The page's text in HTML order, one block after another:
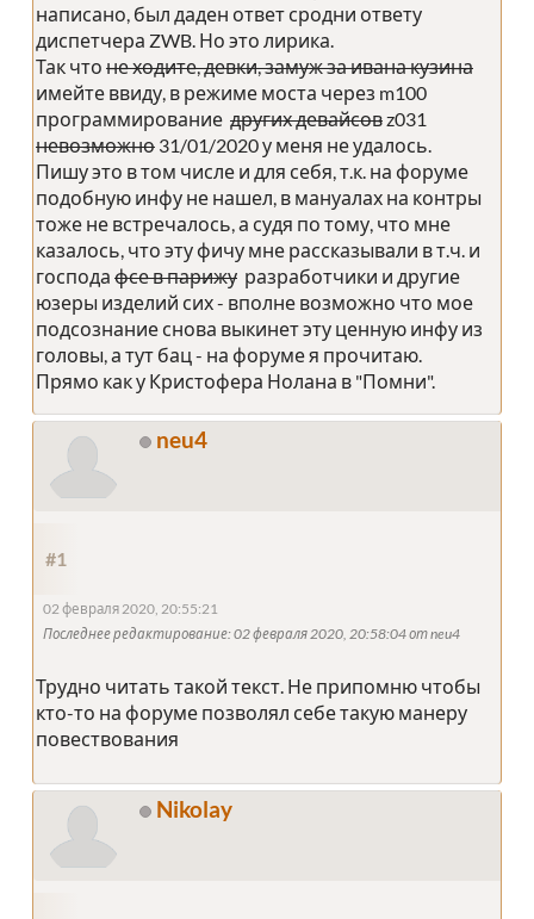
написано, был даден ответ сродни ответу
диспетчера ZWB. Но это лирика.
Так что не ходите, девки, замуж за ивана кузина
имейте ввиду, в режиме моста через m100
программирование других девайсовz031
невозможно 31/01/2020 у меня не удалось.
Пишу это в том числе и для себя, т.к. на форуме
подобную инфу не нашел, в мануалах на контры
тоже не встречалось, а судя по тому, что мне
казалось, что эту фичу мне рассказывали в т.ч. и
господа фсе в парижу разработчики и другие
юзеры изделий сих - вполне возможно что мое
подсознание снова выкинет эту ценную инфу из
головы, а тут бац - на форуме я прочитаю.
Прямо как у Кристофера Нолана в "Помни".
neu4
#1
02 февраля 2020, 20:55:21
Последнее редактирование: 02 февраля 2020, 20:58:04 от neu4
Трудно читать такой текст. Не припомню чтобы
кто-то на форуме позволял себе такую манеру
повествования
Nikolay